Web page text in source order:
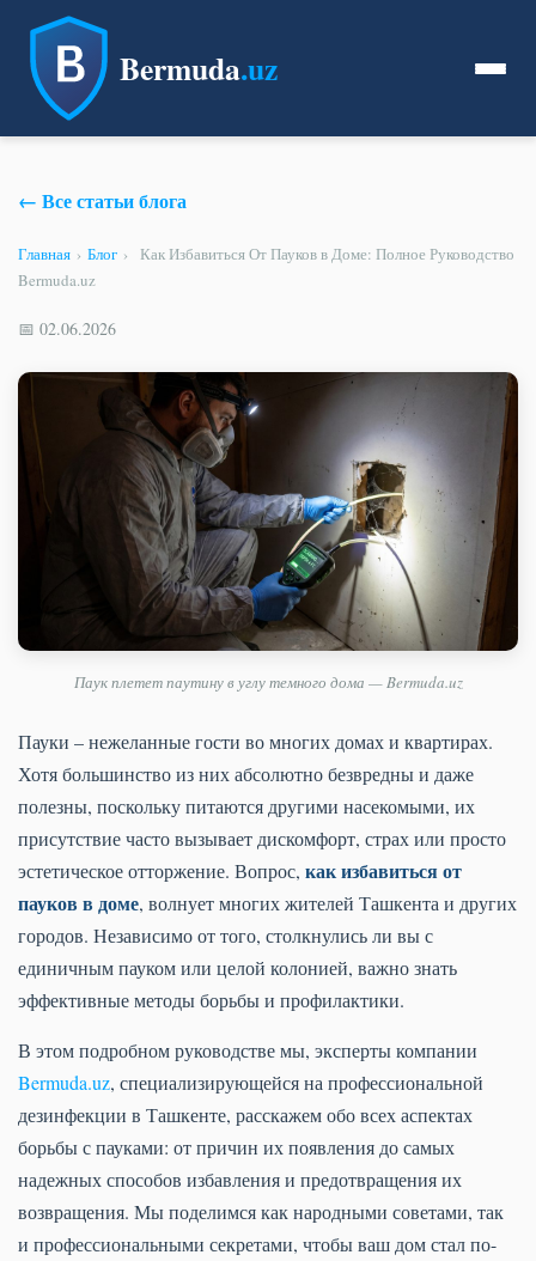
Bermuda.uz
← Все статьи блога
Главная › Блог ›
Как Избавиться От Пауков в Доме: Полное Руководство
Bermuda.uz
📅 02.06.2026
Паук плетет паутину в углу темного дома — Bermuda.uz
Пауки – нежеланные гости во многих домах и квартирах.
Хотя большинство из них абсолютно безвредны и даже
полезны, поскольку питаются другими насекомыми, их
присутствие часто вызывает дискомфорт, страх или просто
эстетическое отторжение. Вопрос, как избавиться от
пауков в доме, волнует многих жителей Ташкента и других
городов. Независимо от того, столкнулись ли вы с
единичным пауком или целой колонией, важно знать
эффективные методы борьбы и профилактики.
В этом подробном руководстве мы, эксперты компании
Bermuda.uz, специализирующейся на профессиональной
дезинфекции в Ташкенте, расскажем обо всех аспектах
борьбы с пауками: от причин их появления до самых
надежных способов избавления и предотвращения их
возвращения. Мы поделимся как народными советами, так
и профессиональными секретами, чтобы ваш дом стал по-